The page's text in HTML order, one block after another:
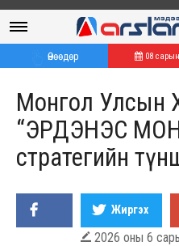
Өнөөдөр 08
Монгол Улсын
“ЭРДЭНЭС
стратегийн
Жиргэх
 2026 оны 6